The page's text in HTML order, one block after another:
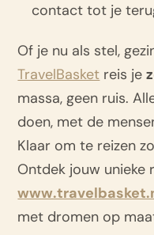
contact tot je
Of je nu als stel,
TravelBasket reis je
massa, geen ruis.
doen, met de
Klaar om te reizen
Ontdek jouw unieke
met dromen op